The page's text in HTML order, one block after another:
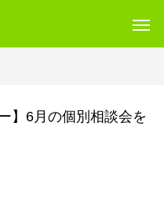
知らせ
】6月の個別相談会を